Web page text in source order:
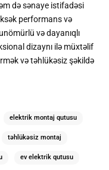
də sənaye istifadəsi
performans və
və dayanıqlı
dizaynı ilə müxtəlif
və təhlükəsiz şəkildə
elektrik montaj qutusu
təhlükəsiz montaj
ev elektrik qutusu